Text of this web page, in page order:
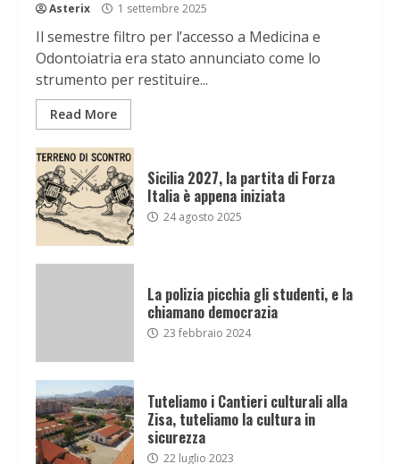
Asterix 1 settembre 2025
Il semestre filtro per l’accesso a Medicina e
Odontoiatria era stato annunciato come lo
strumento per restituire...
Read More
Sicilia 2027, la partita di Forza
Italia è appena iniziata
24 agosto 2025
La polizia picchia gli studenti, e la
chiamano democrazia
23 febbraio 2024
Tuteliamo i Cantieri culturali alla
Zisa, tuteliamo la cultura in
sicurezza
22 luglio 2023